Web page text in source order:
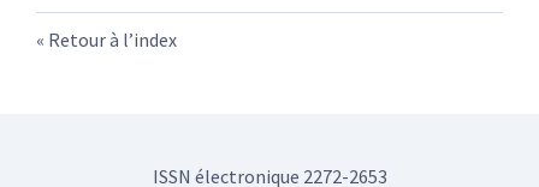
Retour à l’index
ISSN électronique 2272-2653